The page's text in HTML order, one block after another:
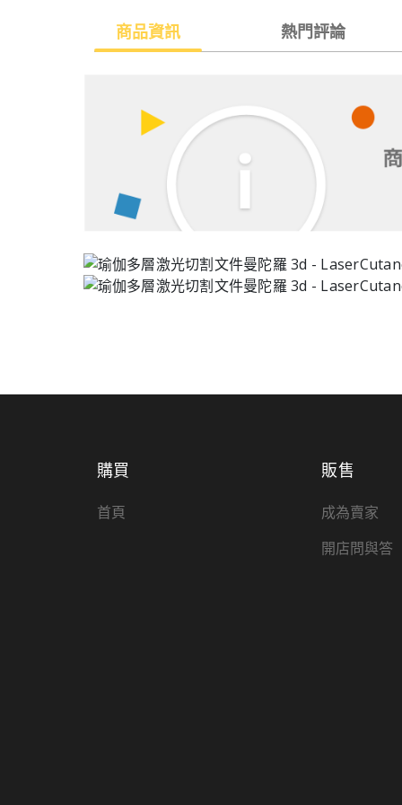
商品資訊 熱門評論
購買
首頁
販售
成為賣家
開店問與答